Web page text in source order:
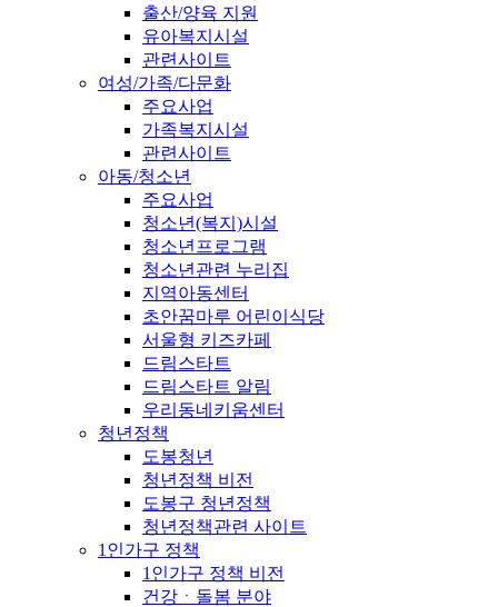
출산/양육 지원
유아복지시설
관련사이트
여성/가족/다문화
주요사업
가족복지시설
관련사이트
아동/청소년
주요사업
청소년(복지)시설
청소년프로그램
청소년관련 누리집
지역아동센터
초안꿈마루 어린이식당
서울형 키즈카페
드림스타트
드림스타트 알림
우리동네키움센터
청년정책
도봉청년
청년정책 비전
도봉구 청년정책
청년정책관련 사이트
1인가구 정책
1인가구 정책 비전
건강ㆍ돌봄 분야